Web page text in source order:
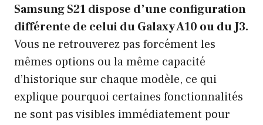
Samsung S21 dispose d’une configuration
différente de celui du Galaxy A10 ou du J3.
Vous ne retrouverez pas forcément les
mêmes options ou la même capacité
d’historique sur chaque modèle, ce qui
explique pourquoi certaines fonctionnalités
ne sont pas visibles immédiatement pour